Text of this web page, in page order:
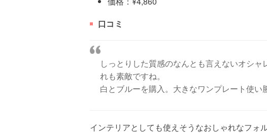
口コミ
しっとりした質感のなんとも言えないオシ
れも素敵ですね。
白とブルーを購入。大きなワンプレート使
インテリアとしても使えそうなおしゃれなフォ